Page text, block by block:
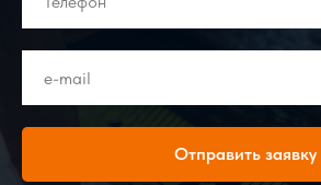
Отправить заявку